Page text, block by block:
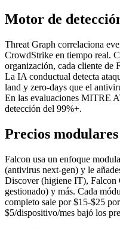
Motor de
Threat Graph correlaciona
CrowdStrike en tiempo real.
organización, cada cliente de
La IA conductual detecta
land y zero-days que el
En las evaluaciones MITRE
detección del 99%+.
Precios
Falcon usa un enfoque
(antivirus next-gen) y le
Discover (higiene IT), Falcon
gestionado) y más. Cada
completo sale por $15-$25
$5/dispositivo/mes bajó los